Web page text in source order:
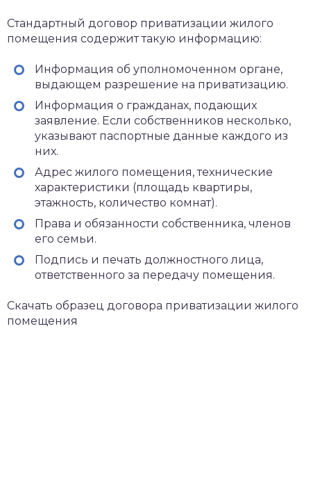
Стандартный договор приватизации жилого
помещения содержит такую информацию:
Информация об уполномоченном органе,
выдающем разрешение на приватизацию.
Информация о гражданах, подающих
заявление. Если собственников несколько,
указывают паспортные данные каждого из
них.
Адрес жилого помещения, технические
характеристики (площадь квартиры,
этажность, количество комнат).
Права и обязанности собственника, членов
его семьи.
Подпись и печать должностного лица,
ответственного за передачу помещения.
Скачать образец договора приватизации жилого
помещения